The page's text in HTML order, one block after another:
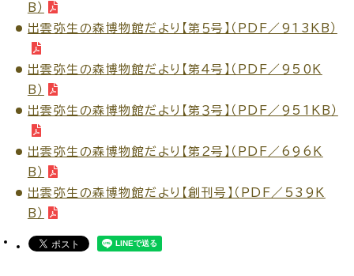
B）
出雲弥生の森博物館だより【第５号】（PDF／913KB）
出雲弥生の森博物館だより【第４号】（PDF／950K
B）
出雲弥生の森博物館だより【第３号】（PDF／951KB）
出雲弥生の森博物館だより【第２号】（PDF／696K
B）
出雲弥生の森博物館だより【創刊号】（PDF／539K
B）